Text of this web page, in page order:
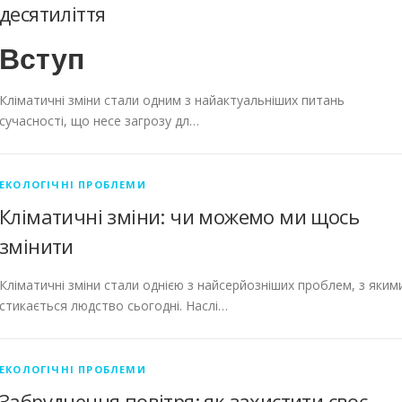
десятиліття
Вступ
Кліматичні зміни стали одним з найактуальніших питань
сучасності, що несе загрозу дл…
ЕКОЛОГІЧНІ ПРОБЛЕМИ
Кліматичні зміни: чи можемо ми щось
змінити
Кліматичні зміни стали однією з найсерйозніших проблем, з
стикається людство сьогодні. Наслі…
ЕКОЛОГІЧНІ ПРОБЛЕМИ